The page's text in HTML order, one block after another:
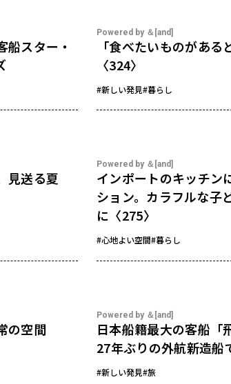
スター・
Powered by ＆[and]
「食べたいものがあ
〈324〉
#新しい発見#暮らし
見送る夏
Powered by ＆[and]
インポートのキッチン
ション。カラフルな子
に〈275〉
#心地よい空間#暮らし
の空間
Powered by ＆[and]
日本船籍最大の客船
27年ぶりの外航新造船
#新しい発見#旅